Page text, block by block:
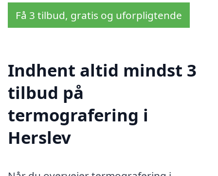
Få 3 tilbud, gratis og uforpligtende
Indhent altid mindst 3
tilbud på
termografering i
Herslev